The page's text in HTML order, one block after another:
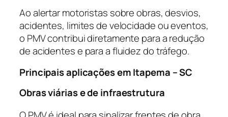
Ao alertar motoristas sobre obras, desvios,
acidentes, limites de velocidade ou eventos,
o PMV contribui diretamente para a redução
de acidentes e para a fluidez do tráfego.
Principais aplicações em Itapema – SC
Obras viárias e de infraestrutura